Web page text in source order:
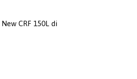
CRF 150L di